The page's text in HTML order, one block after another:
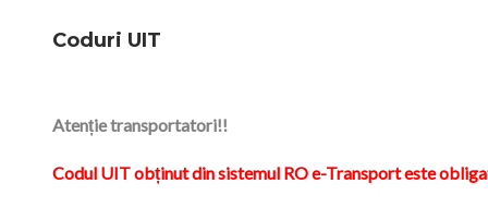
Coduri UIT
Atenție transportatori!!
Codul UIT obținut din sistemul RO e-Transport este